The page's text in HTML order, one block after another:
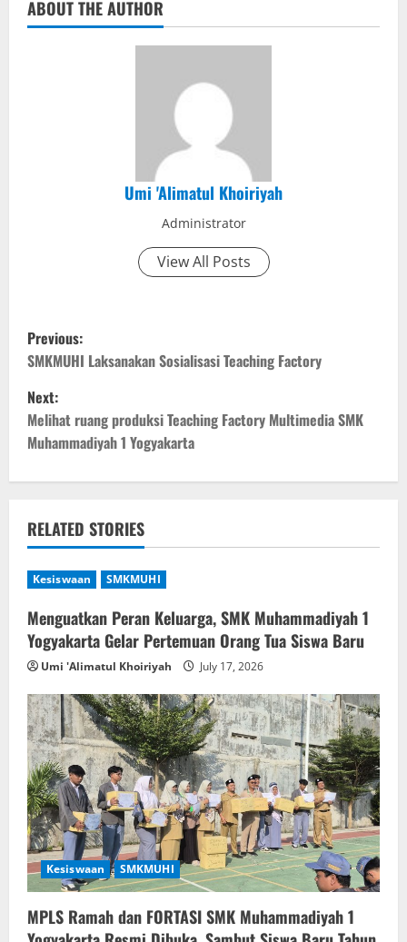
ABOUT THE AUTHOR
Umi 'Alimatul Khoiriyah
Administrator
View All Posts
P
o
s
t
n
a
v
i
g
a
t
i
o
n
Previous:
SMKMUHI Laksanakan Sosialisasi Teaching Factory
Next:
Melihat ruang produksi Teaching Factory Multimedia SMK
Muhammadiyah 1 Yogyakarta
RELATED STORIES
Kesiswaan SMKMUHI
Menguatkan Peran Keluarga, SMK Muhammadiyah 1
Yogyakarta Gelar Pertemuan Orang Tua Siswa Baru
Umi 'Alimatul Khoiriyah July 17, 2026
Kesiswaan SMKMUHI
MPLS Ramah dan FORTASI SMK Muhammadiyah 1